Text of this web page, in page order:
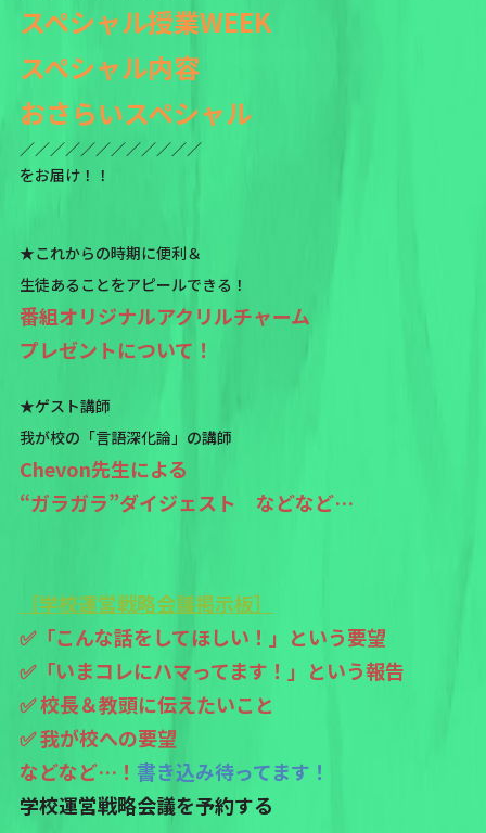
スペシャル授業WEEK
スペシャル内容
おさらいスペシャル
／／／／／／／／／／／／
をお届け！！
★これからの時期に便利＆
生徒あることをアピールできる！
番組オリジナルアクリルチャーム
プレゼントについて！
★ゲスト講師
我が校の「言語深化論」の講師
Chevon先生による
“ガラガラ”ダイジェスト などなど…
［学校運営戦略会議掲示板］
✅「こんな話をしてほしい！」という要望
✅「いまコレにハマってます！」という報告
✅ 校長＆教頭に伝えたいこと
✅ 我が校への要望
などなど…！ 書き込み待ってます！
学校運営戦略会議を予約する